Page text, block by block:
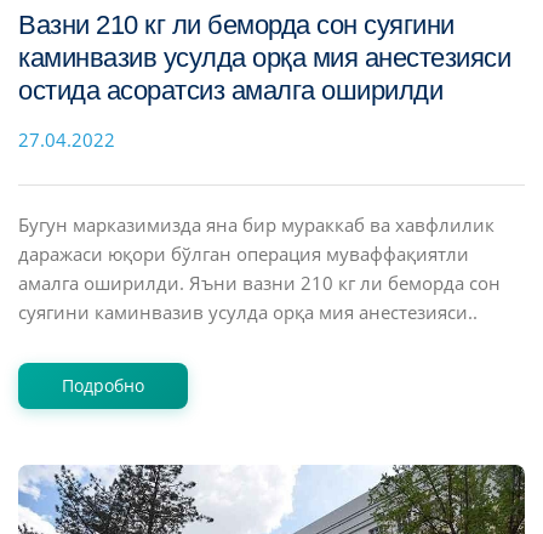
Вазни 210 кг ли беморда сон суягини
каминвазив усулда орқа мия анестезияси
остида асоратсиз амалга оширилди
27.04.2022
Бугун марказимизда яна бир мураккаб ва хавфлилик
даражаси юқори бўлган операция муваффақиятли
амалга оширилди. Яъни вазни 210 кг ли беморда сон
суягини каминвазив усулда орқа мия анестезияси..
Подробно